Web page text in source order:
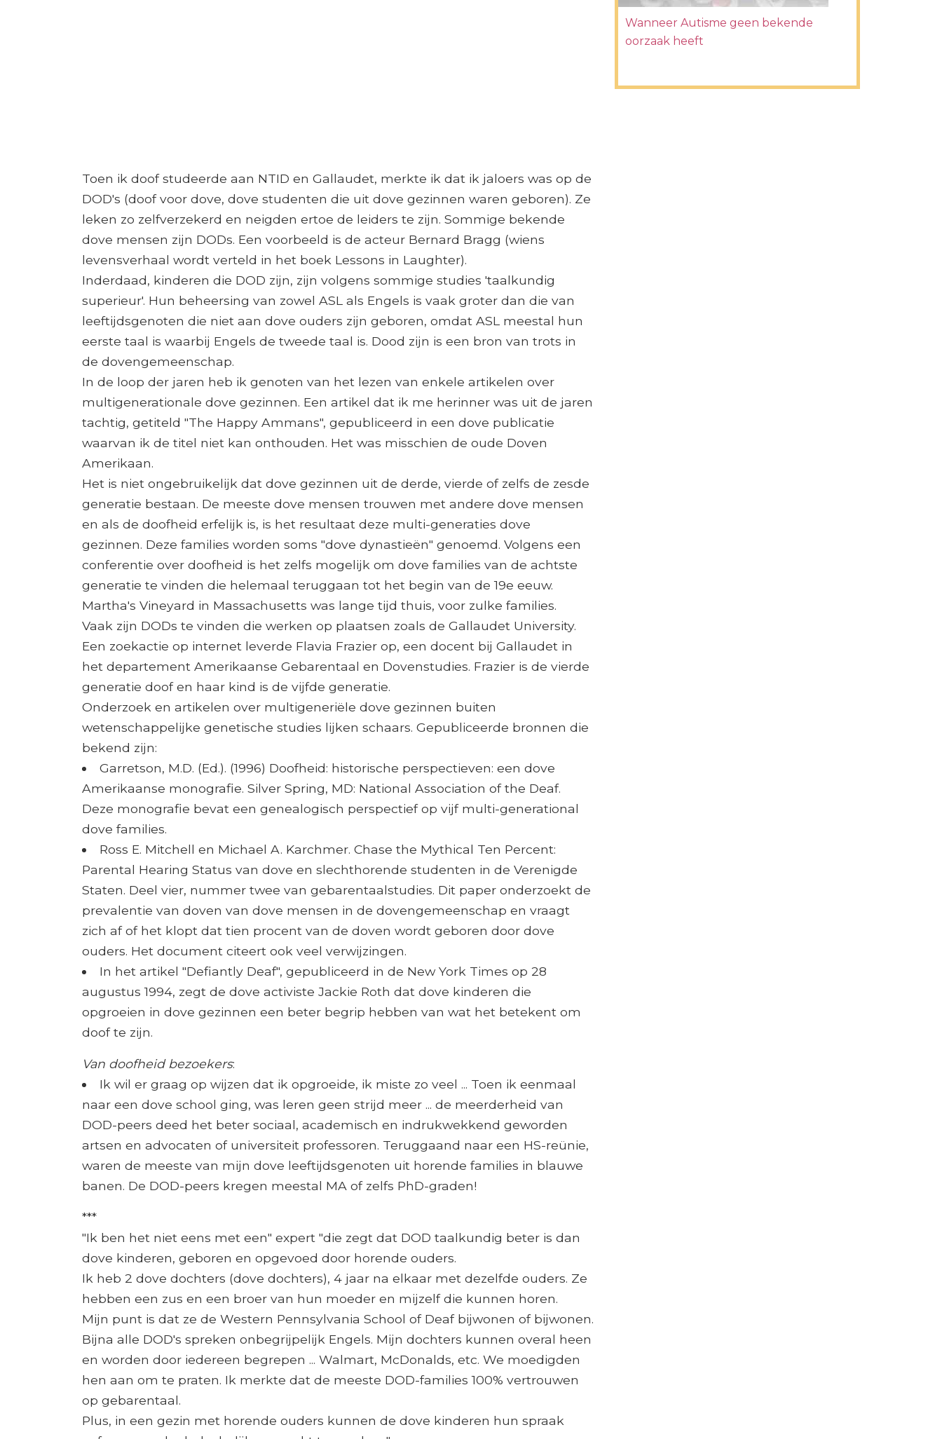
Toen ik doof studeerde aan NTID en Gallaudet, merkte ik dat ik jaloers was op de
DOD's (doof voor dove, dove studenten die uit dove gezinnen waren geboren). Ze
leken zo zelfverzekerd en neigden ertoe de leiders te zijn. Sommige bekende
dove mensen zijn DODs. Een voorbeeld is de acteur Bernard Bragg (wiens
levensverhaal wordt verteld in het boek Lessons in Laughter).
Inderdaad, kinderen die DOD zijn, zijn volgens sommige studies 'taalkundig
superieur'. Hun beheersing van zowel ASL als Engels is vaak groter dan die van
leeftijdsgenoten die niet aan dove ouders zijn geboren, omdat ASL meestal hun
eerste taal is waarbij Engels de tweede taal is. Dood zijn is een bron van trots in
de dovengemeenschap.
In de loop der jaren heb ik genoten van het lezen van enkele artikelen over
multigenerationale dove gezinnen. Een artikel dat ik me herinner was uit de jaren
tachtig, getiteld "The Happy Ammans", gepubliceerd in een dove publicatie
waarvan ik de titel niet kan onthouden. Het was misschien de oude Doven
Amerikaan.
Het is niet ongebruikelijk dat dove gezinnen uit de derde, vierde of zelfs de zesde
generatie bestaan. De meeste dove mensen trouwen met andere dove mensen
en als de doofheid erfelijk is, is het resultaat deze multi-generaties dove
gezinnen. Deze families worden soms "dove dynastieën" genoemd. Volgens een
conferentie over doofheid is het zelfs mogelijk om dove families van de achtste
generatie te vinden die helemaal teruggaan tot het begin van de 19e eeuw.
Martha's Vineyard in Massachusetts was lange tijd thuis, voor zulke families.
Vaak zijn DODs te vinden die werken op plaatsen zoals de Gallaudet University.
Een zoekactie op internet leverde Flavia Frazier op, een docent bij Gallaudet in
het departement Amerikaanse Gebarentaal en Dovenstudies. Frazier is de vierde
generatie doof en haar kind is de vijfde generatie.
Onderzoek en artikelen over multigeneriële dove gezinnen buiten
wetenschappelijke genetische studies lijken schaars. Gepubliceerde bronnen die
bekend zijn:
Garretson, M.D. (Ed.). (1996) Doofheid: historische perspectieven: een dove
Amerikaanse monografie. Silver Spring, MD: National Association of the Deaf.
Deze monografie bevat een genealogisch perspectief op vijf multi-generational
dove families.
Ross E. Mitchell en Michael A. Karchmer. Chase the Mythical Ten Percent:
Parental Hearing Status van dove en slechthorende studenten in de Verenigde
Staten. Deel vier, nummer twee van gebarentaalstudies. Dit paper onderzoekt de
prevalentie van doven van dove mensen in de dovengemeenschap en vraagt ​​
zich af of het klopt dat tien procent van de doven wordt geboren door dove
ouders. Het document citeert ook veel verwijzingen.
In het artikel "Defiantly Deaf", gepubliceerd in de New York Times op 28
augustus 1994, zegt de dove activiste Jackie Roth dat dove kinderen die
opgroeien in dove gezinnen een beter begrip hebben van wat het betekent om
doof te zijn.
Van doofheid bezoekers:
Ik wil er graag op wijzen dat ik opgroeide, ik miste zo veel ... Toen ik eenmaal
naar een dove school ging, was leren geen strijd meer ... de meerderheid van
DOD-peers deed het beter sociaal, academisch en indrukwekkend geworden
artsen en advocaten of universiteit professoren. Teruggaand naar een HS-reünie,
waren de meeste van mijn dove leeftijdsgenoten uit horende families in blauwe
banen. De DOD-peers kregen meestal MA of zelfs PhD-graden!
***
"Ik ben het niet eens met een" expert "die zegt dat DOD taalkundig beter is dan
dove kinderen, geboren en opgevoed door horende ouders.
Ik heb 2 dove dochters (dove dochters), 4 jaar na elkaar met dezelfde ouders. Ze
hebben een zus en een broer van hun moeder en mijzelf die kunnen horen.
Mijn punt is dat ze de Western Pennsylvania School of Deaf bijwonen of bijwonen.
Bijna alle DOD's spreken onbegrijpelijk Engels. Mijn dochters kunnen overal heen
en worden door iedereen begrepen ... Walmart, McDonalds, etc. We moedigden
hen aan om te praten. Ik merkte dat de meeste DOD-families 100% vertrouwen
op gebarentaal.
Plus, in een gezin met horende ouders kunnen de dove kinderen hun spraak
Wanneer Autisme geen bekende
oorzaak heeft